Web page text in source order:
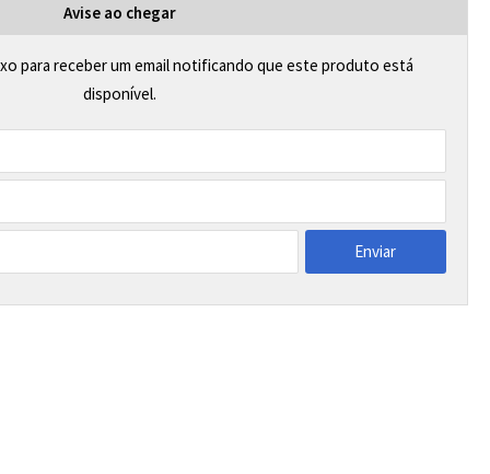
Avise ao chegar
para receber um email notificando que este produto está
disponível.
Enviar